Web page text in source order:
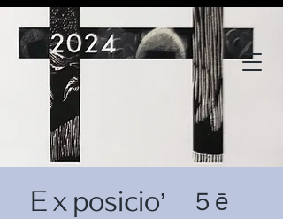
© Copyright
Eｘposicio’ ５ē